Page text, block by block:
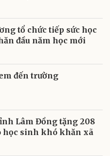
tổ chức tiếp sức học
đầu năm học mới
đến trường
Lâm Đồng tặng 208
học sinh khó khăn xã